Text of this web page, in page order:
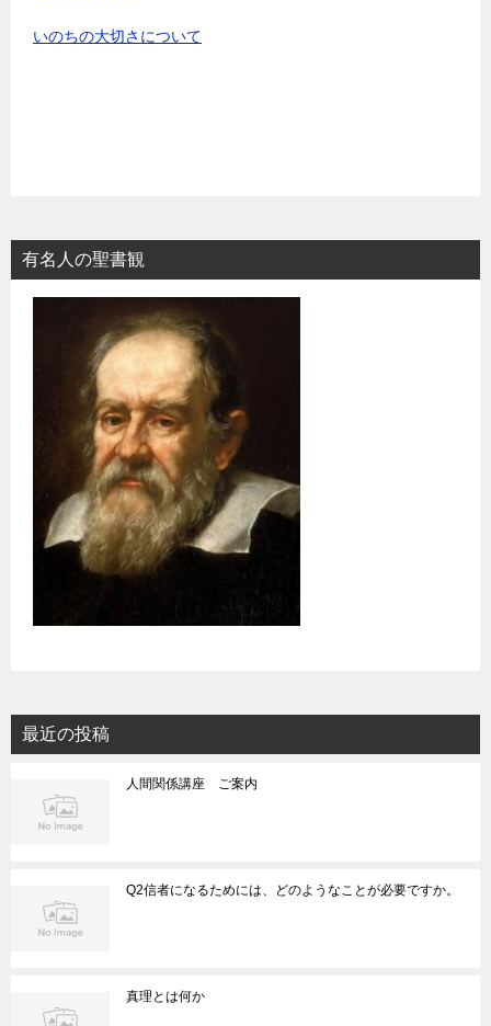
いのちの大切さについて
有名人の聖書観
最近の投稿
人間関係講座 ご案内
Q2信者になるためには、どのようなことが必要ですか。
真理とは何か